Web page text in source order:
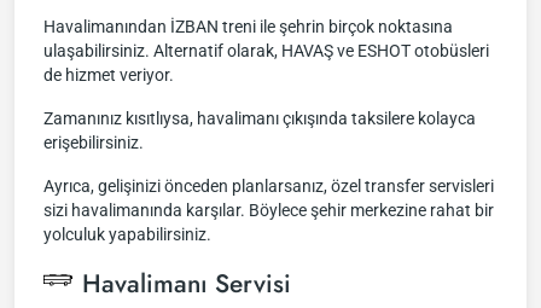
Havalimanından İZBAN treni ile şehrin birçok noktasına
ulaşabilirsiniz. Alternatif olarak, HAVAŞ ve ESHOT otobüsleri
de hizmet veriyor.
Zamanınız kısıtlıysa, havalimanı çıkışında taksilere kolayca
erişebilirsiniz.
Ayrıca, gelişinizi önceden planlarsanız, özel transfer servisleri
sizi havalimanında karşılar. Böylece şehir merkezine rahat bir
yolculuk yapabilirsiniz.
Havalimanı Servisi